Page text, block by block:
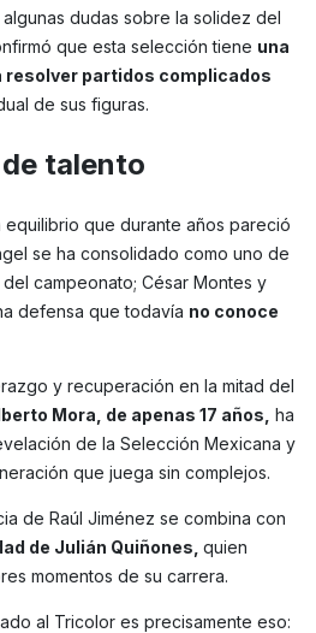
dudas sobre la solidez del
que esta selección tiene una
resolver partidos complicados
de sus figuras.
talento
que durante años pareció
se ha consolidado como uno de
campeonato; César Montes y
defensa que todavía no conoce
y recuperación en la mitad del
Mora, de apenas 17 años, ha
de la Selección Mexicana y
que juega sin complejos.
de Raúl Jiménez se combina con
de Julián Quiñones, quien
momentos de su carrera.
al Tricolor es precisamente eso: